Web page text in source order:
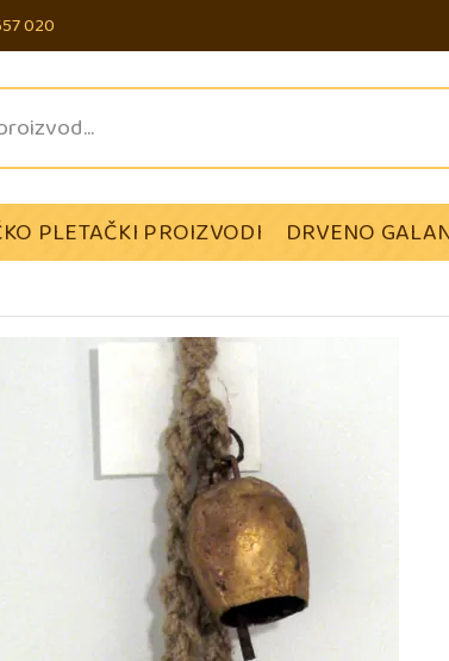
020
PLETAČKI PROIZVODI DRVENO